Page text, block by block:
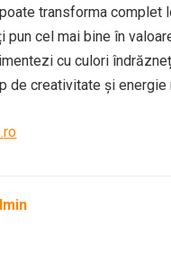
transforma complet
pun cel mai bine în
cu culori
de creativitate și energie